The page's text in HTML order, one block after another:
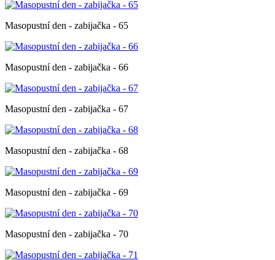
Masopustní den - zabijačka - 65
Masopustní den - zabijačka - 66
Masopustní den - zabijačka - 67
Masopustní den - zabijačka - 68
Masopustní den - zabijačka - 69
Masopustní den - zabijačka - 70